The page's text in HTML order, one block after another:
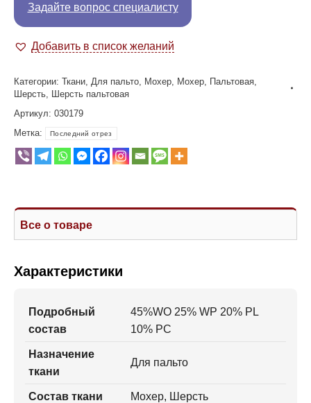
Задайте вопрос специалисту
Добавить в список желаний
Категории: Ткани Для пальто Мохер Мохер Пальтовая
Шерсть Шерсть пальтовая
Артикул: 030179
Метка:
Последний отрез
Все о товаре
Характеристики
Подробный
состав
45%WO 25% WP 20% PL
10% PC
Назначение
ткани
Для пальто
Состав ткани Мохер, Шерсть